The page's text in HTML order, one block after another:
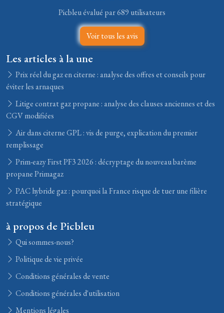
Picbleu évalué par 689 utilisateurs
Voir tous les avis
Les articles à la une
Prix réel du gaz en citerne : analyse des offres et conseils pour
éviter les arnaques
Litige contrat gaz propane : analyse des clauses anciennes et des
CGV modifiées
Air dans citerne GPL : vis de purge, explication du premier
remplissage
Prim-eazy First PF3 2026 : décryptage du nouveau barème
propane Primagaz
PAC hybride gaz : pourquoi la France risque de tuer une filière
stratégique
à propos de Picbleu
Qui sommes-nous?
Politique de vie privée
Conditions générales de vente
Conditions générales d'utilisation
Mentions légales